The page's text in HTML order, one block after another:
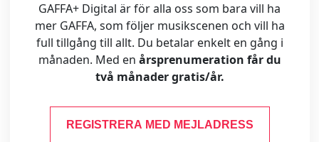
GAFFA+ Digital är för alla oss som bara vill ha
mer GAFFA, som följer musikscenen och vill ha
full tillgång till allt. Du betalar enkelt en gång i
månaden. Med en årsprenumeration får du
två månader gratis/år.
REGISTRERA MED MEJLADRESS